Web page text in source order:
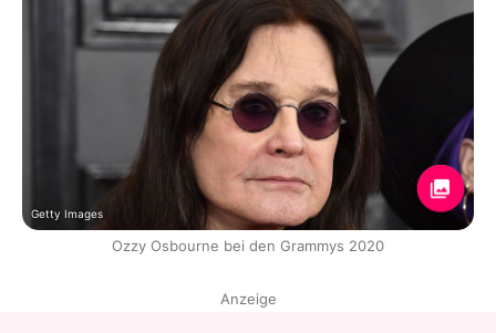
Getty Images
Ozzy Osbourne bei den Grammys 2020
Anzeige